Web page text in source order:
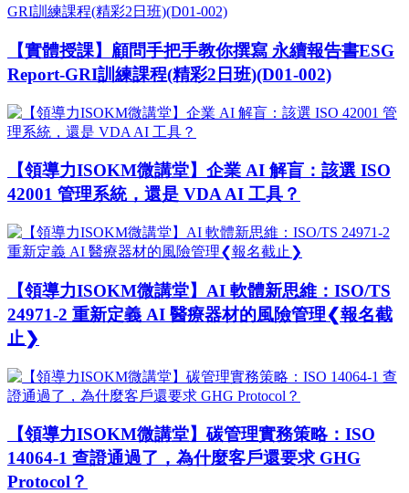
【實體授課】顧問手把手教你撰寫 永續報告書ESG
Report-GRI訓練課程(精彩2日班)(D01-002)
【領導力ISOKM微講堂】企業 AI 解盲：該選 ISO
42001 管理系統，還是 VDA AI 工具？
【領導力ISOKM微講堂】AI 軟體新思維：ISO/TS
24971-2 重新定義 AI 醫療器材的風險管理❮報名截
止❯
【領導力ISOKM微講堂】碳管理實務策略：ISO
14064-1 查證通過了，為什麼客戶還要求 GHG
Protocol？